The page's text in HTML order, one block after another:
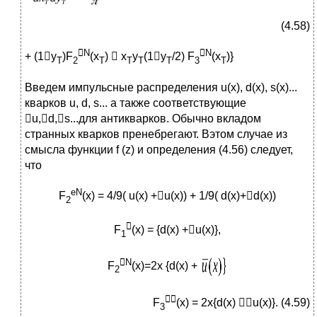
(4.58)
+ (1yT)F2
 N(xT)  xTyT(1yT/2) F3
 N(xT)}
Введем импульсные распределения u(x), d(x), s(x)...
кварков u, d, s... а также соответствующие
u,d,s...для антикварков. Обычно вкладом
странных кварков пренебрегают. Вэтом случае из
смысла функции f (z) и определения (4.56) следует,
что
F2
eN(x) = 4/9( u(x) +u(x)) + 1/9( d(x)+d(x))
F1
 (x) = {d(x) +u(x)},
F2
N(x)=2x {d(x) +
F3
 (x) = 2x{d(x) u(x)}. (4.59)